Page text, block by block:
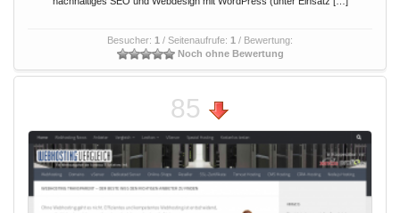
Besucher: 1 / Seitenaufrufe: 1 / Bewertung:
Noch ohne Bewertung
85